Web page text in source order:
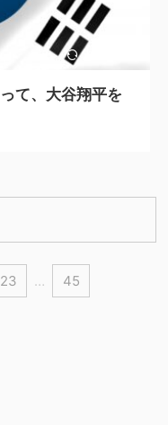
2024/5/6
て、大谷翔平を
23 … 45